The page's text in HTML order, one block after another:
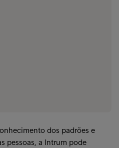
dos padrões e
pessoas, a Intrum pode